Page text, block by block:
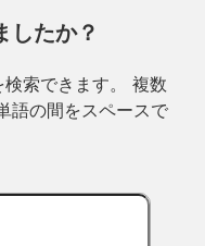
したか？
索できます。 複数
語の間をスペースで